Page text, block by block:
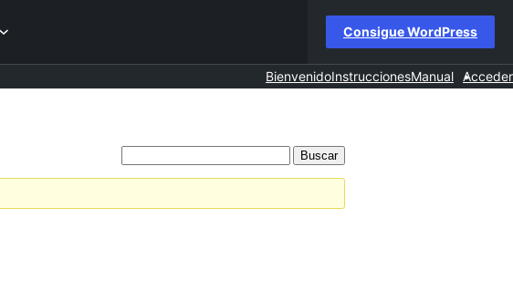
Consigue WordPress
BienvenidoInstruccionesManual Acceder